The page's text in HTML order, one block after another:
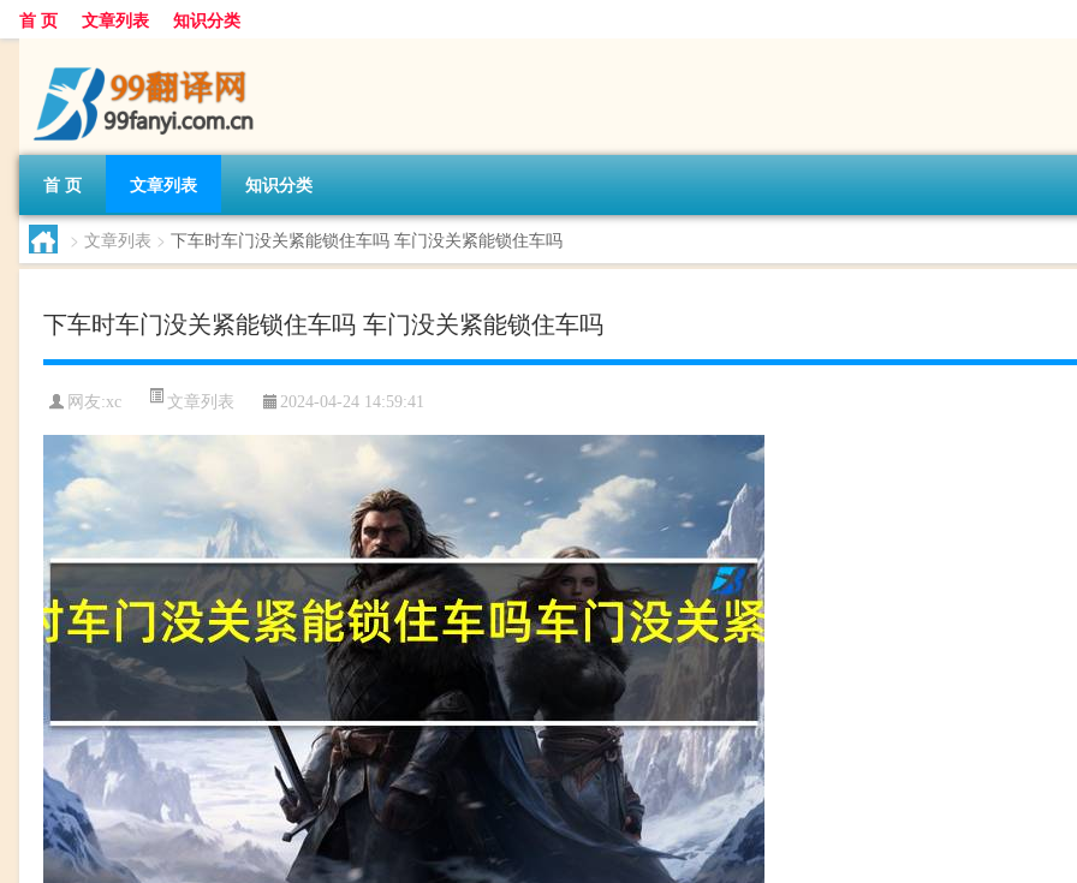
首 页 文章列表 知识分类
首 页 文章列表 知识分类
> 文章列表 > 下车时车门没关紧能锁住车吗 车门没关紧能锁住车吗
下车时车门没关紧能锁住车吗 车门没关紧能锁住车吗
网友:xc 文章列表 2024-04-24 14:59:41